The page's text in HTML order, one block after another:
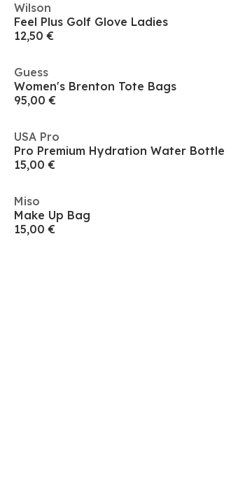
Wilson
Feel Plus Golf Glove Ladies
12,50 €
Guess
Women's Brenton Tote Bags
95,00 €
USA Pro
Pro Premium Hydration Water Bottle
15,00 €
Miso
Make Up Bag
15,00 €